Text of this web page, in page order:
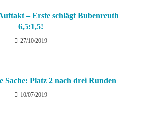
– Erste schlägt Bubenreuth
6,5:1,5!
27/10/2019
Sache: Platz 2 nach drei Runden
10/07/2019